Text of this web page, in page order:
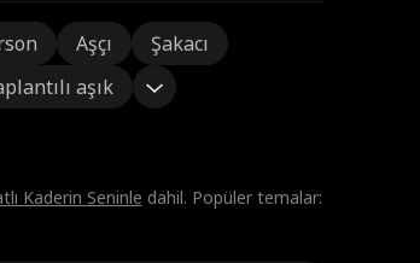
Aşçı
Şakacı
aşık
Kaderin Seninle dahil. Popüler temalar: